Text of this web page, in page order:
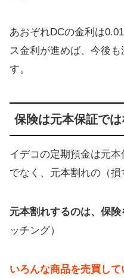
あおぞれDCの金利は
ス金利が進めば、今後
す。
保険は元本保証では
イデコの定期預金は元
でなく、元本割れの（損
元本割れするのは、保
ッチング）
いろんな商品を売買し